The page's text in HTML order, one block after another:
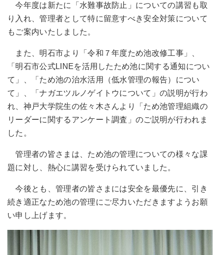
今年度は新たに「水難事故防止」についての講習も取
り入れ、管理者として特に留意すべき安全対策について
もご案内いたしました。
また、明石市より「令和７年度ため池改修工事」、
「明石市公式LINEを活用したため池に関する通知につい
て」、「ため池の治水活用（低水管理の報告）につい
て」、「ナガエツルノゲイトウについて」の説明が行わ
れ、神戸大学院生の佐々木さんより「ため池管理組織の
リーダーに関するアンケート調査」のご説明が行われま
した。
管理者の皆さまは、ため池の管理についての様々な課
題に対し、熱心に講習を受けられていました。
今後とも、管理者の皆さまには安全を最優先に、引き
続き適正なため池の管理にご尽力いただきますようお願
い申し上げます。